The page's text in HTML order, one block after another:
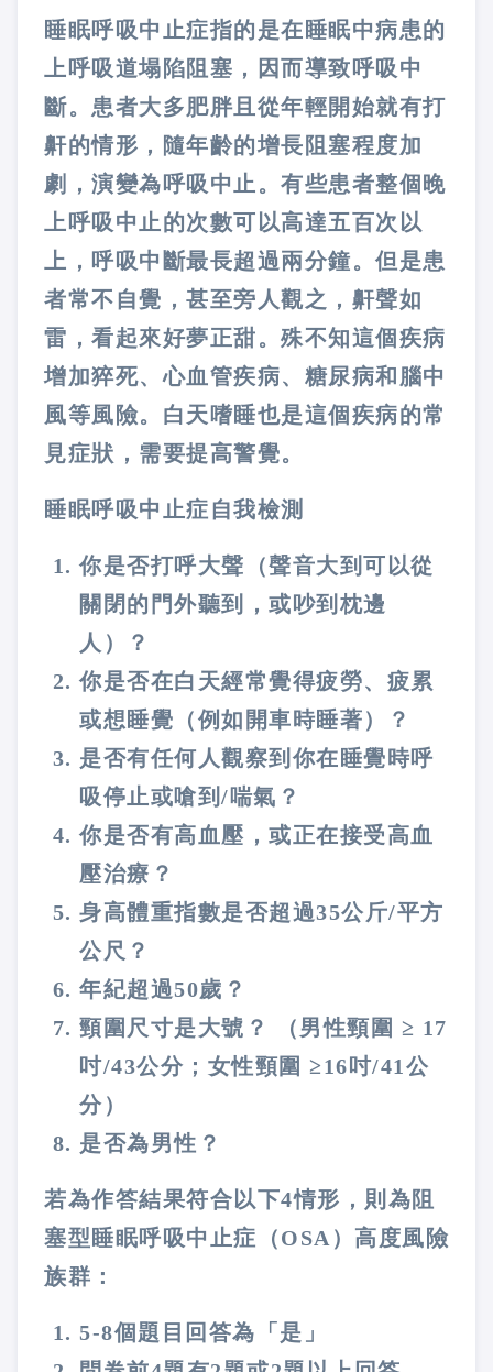
睡眠呼吸中止症指的是在睡眠中病患的
上呼吸道塌陷阻塞，因而導致呼吸中
斷。患者大多肥胖且從年輕開始就有打
鼾的情形，隨年齡的增長阻塞程度加
劇，演變為呼吸中止。有些患者整個晚
上呼吸中止的次數可以高達五百次以
上，呼吸中斷最長超過兩分鐘。但是患
者常不自覺，甚至旁人觀之，鼾聲如
雷，看起來好夢正甜。殊不知這個疾病
增加猝死、心血管疾病、糖尿病和腦中
風等風險。白天嗜睡也是這個疾病的常
見症狀，需要提高警覺。
睡眠呼吸中止症自我檢測
你是否打呼大聲（聲音大到可以從
關閉的門外聽到，或吵到枕邊
人）？
你是否在白天經常覺得疲勞、疲累
或想睡覺（例如開車時睡著）？
是否有任何人觀察到你在睡覺時呼
吸停止或嗆到/喘氣？
你是否有高血壓，或正在接受高血
壓治療？
身高體重指數是否超過35公斤/平方
公尺？
年紀超過50歲？
頸圍尺寸是大號？ （男性頸圍 ≥ 17
吋/43公分；女性頸圍 ≥16吋/41公
分）
是否為男性？
若為作答結果符合以下4情形，則為阻
塞型睡眠呼吸中止症（OSA）高度風險
族群：
5-8個題目回答為「是」